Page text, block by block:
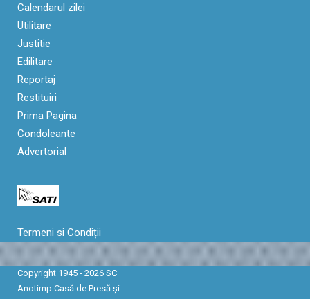
Calendarul zilei
Utilitare
Justitie
Edilitare
Reportaj
Restituiri
Prima Pagina
Condoleante
Advertorial
Termeni si Condiții
Copyright 1945 - 2026 SC
Anotimp Casă de Presă şi